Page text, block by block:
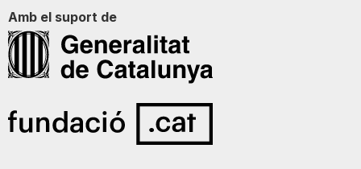
Amb el suport de